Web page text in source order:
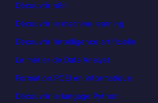
Découvrir n8n
Découvrir le machine learning
Découvrir l’intelligence artificielle
Le métier de Data Analyst
Formation POEI en informatique
Découvrir le langage Python